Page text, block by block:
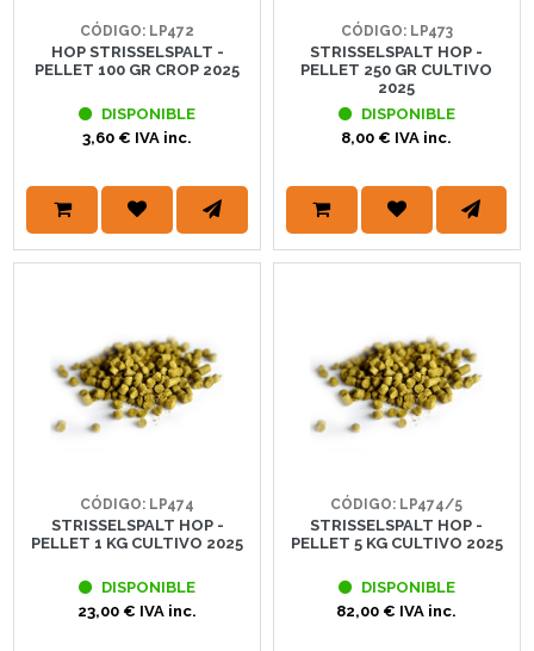
CÓDIGO: LP472
HOP STRISSELSPALT -
PELLET 100 GR CROP 2025
DISPONIBLE
3,60 € IVA inc.
CÓDIGO: LP473
STRISSELSPALT HOP -
PELLET 250 GR CULTIVO
2025
DISPONIBLE
8,00 € IVA inc.
CÓDIGO: LP474
STRISSELSPALT HOP -
PELLET 1 KG CULTIVO 2025
DISPONIBLE
23,00 € IVA inc.
CÓDIGO: LP474/5
STRISSELSPALT HOP -
PELLET 5 KG CULTIVO 2025
DISPONIBLE
82,00 € IVA inc.